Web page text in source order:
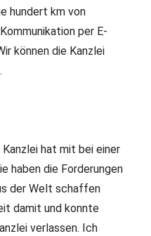
hundert km von
per E-
können die Kanzlei
hat mit bei einer
haben die Forderungen
der Welt schaffen
damit und konnte
verlassen. Ich